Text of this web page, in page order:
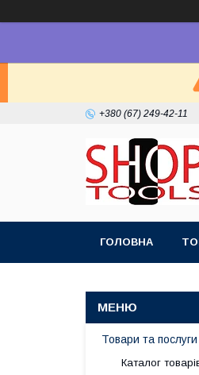
+380 (67) 249-42-11
ГОЛОВНА
Товари та послуги
Каталог